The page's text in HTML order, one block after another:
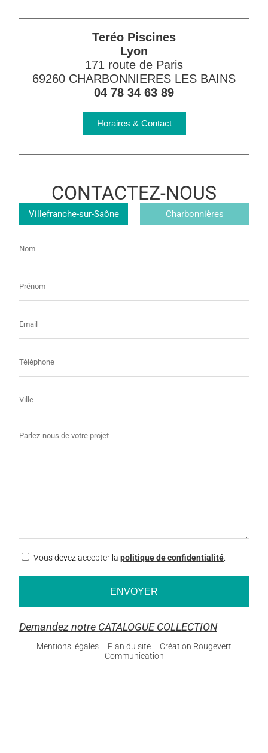
Teréo Piscines
Lyon
171 route de Paris
69260 CHARBONNIERES LES BAINS
04 78 34 63 89
Horaires & Contact
CONTACTEZ-NOUS
Villefranche-sur-Saône Charbonnières
mail
RGPDVous devez accepter la politique de confidentialité.
Demandez notre CATALOGUE COLLECTION
Mentions légales – Plan du site – Création Rougevert
Communication